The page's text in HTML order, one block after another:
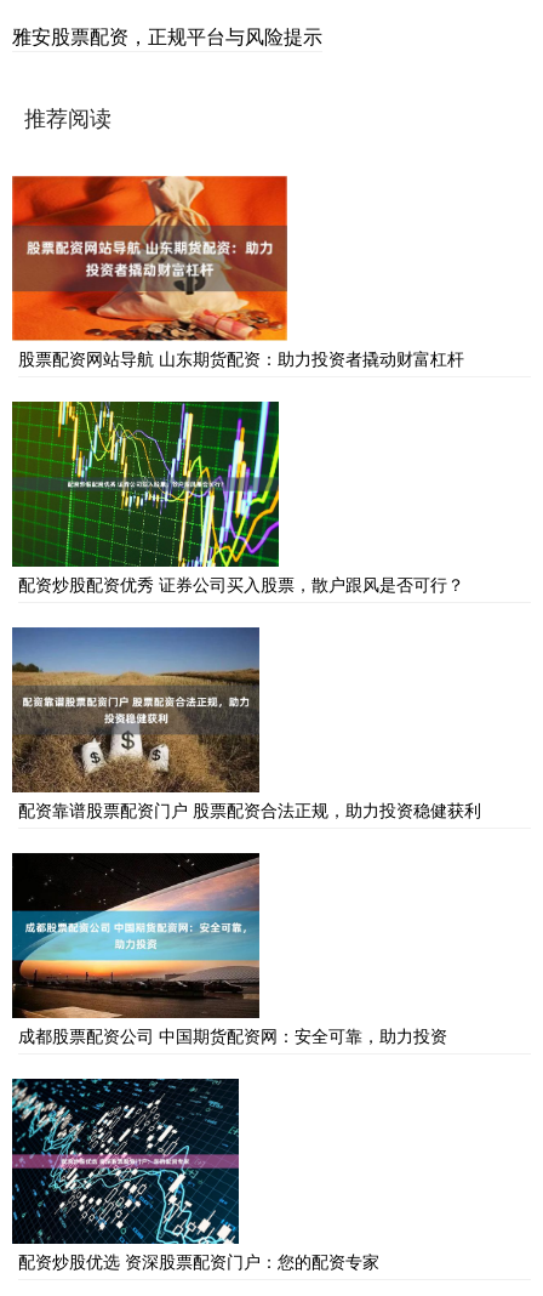
雅安股票配资，正规平台与风险提示
推荐阅读
股票配资网站导航 山东期货配资：助力投资者撬动财富杠杆
配资炒股配资优秀 证券公司买入股票，散户跟风是否可行？
配资靠谱股票配资门户 股票配资合法正规，助力投资稳健获利
成都股票配资公司 中国期货配资网：安全可靠，助力投资
配资炒股优选 资深股票配资门户：您的配资专家